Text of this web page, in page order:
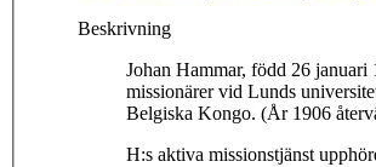
Beskrivning
Johan Hammar, född 26
missionärer vid Lunds
Belgiska Kongo. (År 1906
H:s aktiva missionstjänst